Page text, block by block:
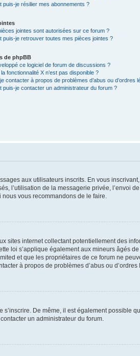
puis-je résilier mes abonnements ?
jointes sont autorisées sur ce forum ?
puis-je retrouver toutes mes pièces jointes ?
de phpBB
ce logiciel de forum de discussions ?
fonctionnalité X n’est pas disponible ?
contacter à propos de problèmes d’abus ou d’ordres
puis-je contacter un administrateur du forum ?
aux utilisateurs inscrits. En vous
l’utilisation de la messagerie privée, l’envoi
nous vous recommandons de le faire.
sites internet collectant potentiellement des
loi s’applique également aux mineurs âgés
et que les propriétaires de ce forum ne
à propos de problèmes d’abus ou d’ordres
De même, il est également possible
un administrateur du forum.